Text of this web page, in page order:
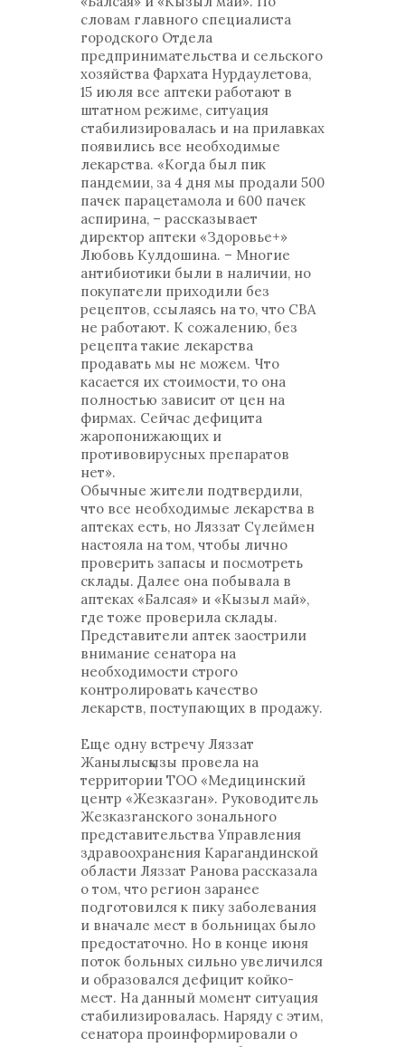
словам главного специалиста
городского Отдела
предпринимательства и сельского
хозяйства Фархата Нурдаулетова,
15 июля все аптеки работают в
штатном режиме, ситуация
стабилизировалась и на прилавках
появились все необходимые
лекарства. «Когда был пик
пандемии, за 4 дня мы продали 500
пачек парацетамола и 600 пачек
аспирина, – рассказывает
директор аптеки «Здоровье+»
Любовь Кулдошина. – Многие
антибиотики были в наличии, но
покупатели приходили без
рецептов, ссылаясь на то, что СВА
не работают. К сожалению, без
рецепта такие лекарства
продавать мы не можем. Что
касается их стоимости, то она
полностью зависит от цен на
фирмах. Сейчас дефицита
жаропонижающих и
противовирусных препаратов
нет».
Обычные жители подтвердили,
что все необходимые лекарства в
аптеках есть, но Ляззат Сүлеймен
настояла на том, чтобы лично
проверить запасы и посмотреть
склады. Далее она побывала в
аптеках «Балсая» и «Кызыл май»,
где тоже проверила склады.
Представители аптек заострили
внимание сенатора на
необходимости строго
контролировать качество
лекарств, поступающих в продажу.
Еще одну встречу Ляззат
Жанылысқызы провела на
территории ТОО «Медицинский
центр «Жезказган». Руководитель
Жезказганского зонального
представительства Управления
здравоохранения Карагандинской
области Ляззат Ранова рассказала
о том, что регион заранее
подготовился к пику заболевания
и вначале мест в больницах было
предостаточно. Но в конце июня
поток больных сильно увеличился
и образовался дефицит койко-
мест. На данный момент ситуация
стабилизировалась. Наряду с этим,
сенатора проинформировали о